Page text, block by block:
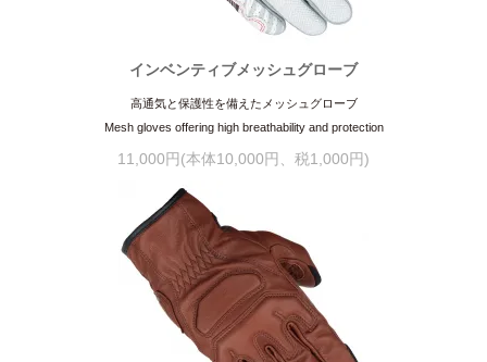
インベンティブメッシュグローブ
高通気と保護性を備えたメッシュグローブ
Mesh gloves offering high breathability and protection
11,000円(本体10,000円、税1,000円)